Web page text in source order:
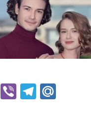
Odnoklassniki
ViberTelegram